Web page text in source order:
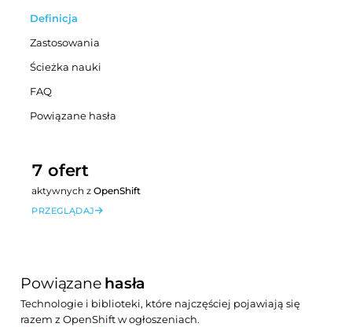
Definicja
Zastosowania
Ścieżka nauki
FAQ
Powiązane hasła
7 ofert
aktywnych zOpenShift
PRZEGLĄDAJ
Powiązane hasła
Technologie i biblioteki, które najczęściej pojawiają się
razem z OpenShift w ogłoszeniach.